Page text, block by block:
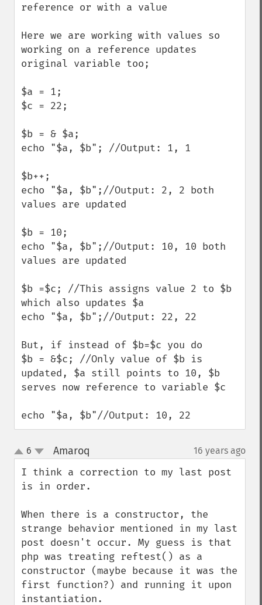
reference or with a value
Here we are working with values so
working on a reference updates
original variable too;
$a = 1;
$c = 22;
$b = & $a;
echo "$a, $b"; //Output: 1, 1
$b++;
echo "$a, $b";//Output: 2, 2 both
values are updated
$b = 10;
echo "$a, $b";//Output: 10, 10 both
values are updated
$b =$c; //This assigns value 2 to $b
which also updates $a
echo "$a, $b";//Output: 22, 22
But, if instead of $b=$c you do
$b = &$c; //Only value of $b is
updated, $a still points to 10, $b
serves now reference to variable $c
echo "$a, $b"//Output: 10, 22
up
down
6 Amaroq 16 years ago
I think a correction to my last post
is in order.
When there is a constructor, the
strange behavior mentioned in my last
post doesn't occur. My guess is that
php was treating reftest() as a
constructor (maybe because it was the
first function?) and running it upon
instantiation.